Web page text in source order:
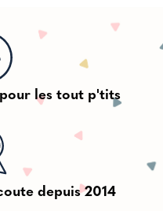
les tout p'tits
depuis 2014